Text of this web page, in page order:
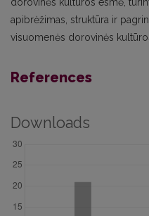
apibrėžimas, struktūra ir
visuomenės dorovinės
References
Downloads